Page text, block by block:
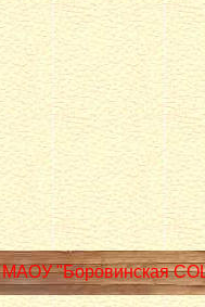
МАОУ "Боровинская